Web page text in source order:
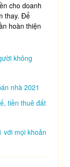
cho doanh
thay. Để
hoàn thiện
không
nhà 2021
tiền thuê đất
với mọi khoản